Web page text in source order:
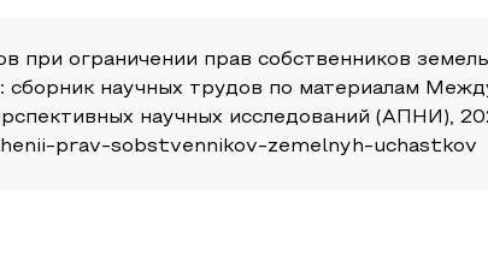
ограничении прав собственников
сборник научных трудов по материалам
научных исследований (АПНИ),
prav-sobstvennikov-zemelnyh-uchastkov